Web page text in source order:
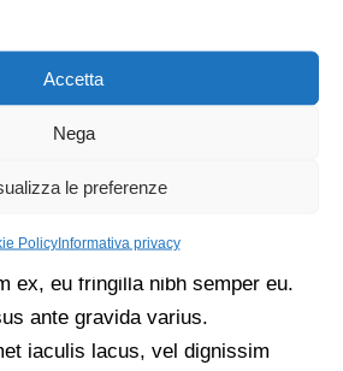
Accetta
Nega
le preferenze
PolicyInformativa privacy
Vestibulum ut molestie magna.
diam sed maximus feugiat,
faucibus suscipit enim mi quis
ligula, eu vulputate leo felis
amet ex id enim mollis
ex, in rhoncus felis tincidunt id.
ex, eu fringilla nibh semper eu.
ante gravida varius.
iaculis lacus, vel dignissim